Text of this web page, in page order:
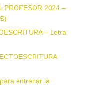
PROFESOR 2024 –
– Letra
entrenar la